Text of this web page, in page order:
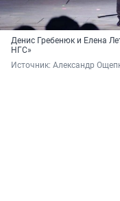
Денис Гребенюк и Елена
НГС»
Источник: Александр